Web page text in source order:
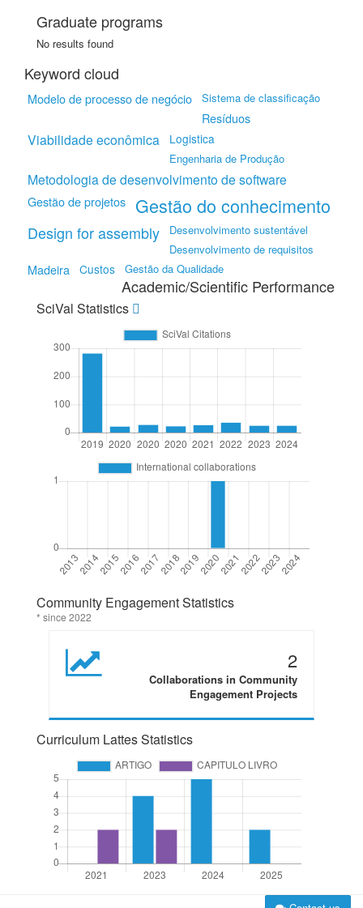
Graduate programs
No results found
Keyword cloud
Modelo de processo de negócio Sistema de classificação
Resíduos
Viabilidade econômica Logistica
Engenharia de Produção
Metodologia de desenvolvimento de software
Gestão de projetos Gestão do conhecimento
Design for assembly
Desenvolvimento sustentável
Desenvolvimento de requisitos
Madeira Custos Gestão da Qualidade
Academic/Scientific Performance
SciVal Statistics
Community Engagement Statistics
* since 2022
2
Collaborations in Community
Engagement Projects
Curriculum Lattes Statistics